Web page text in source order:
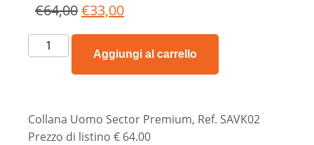
€64,00€33,00
Aggiungi al carrello
Collana Uomo Sector Premium, Ref. SAVK02
Prezzo di listino € 64.00